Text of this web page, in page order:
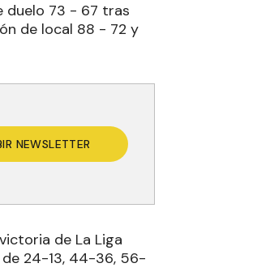
duelo 73 - 67 tras
de local 88 - 72 y
NEWSLETTER
de La Liga
de 24-13, 44-36, 56-